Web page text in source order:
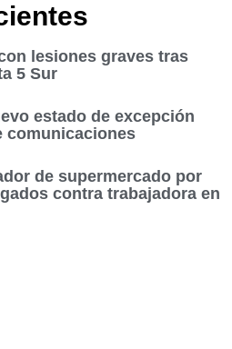
lesiones graves tras
5 Sur
estado de excepción
comunicaciones
de supermercado por
contra trabajadora en